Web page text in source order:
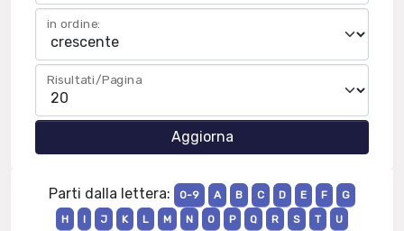
in ordine:
Risultati/Pagina
Parti dalla lettera: 0-9 A B C D E F
G
H
I J K L M N O P Q R S T
U